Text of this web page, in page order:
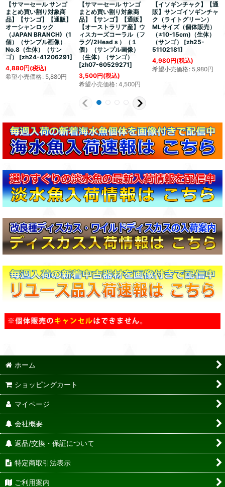
【サマーセール サンゴ
まとめ買い割り対象商
品】【サンゴ】【通販】
オーシャンロック
（JAPAN BRANCH)（1
個）（サンプル画像）
No.8（生体）（サン
ゴ）
[zh24-41206291]
4,880円(税込)
希望小売価格: 5,880円
【サマーセール サンゴ
まとめ買い割り対象商
品】【サンゴ】【通販】
【オーストラリア産】ウ
ィスカーズコーラル（フ
ラグ/2Headｓ）（１
個）（サンプル画像）
（生体）（サンゴ）
[zh07-60529271]
3,500円(税込)
希望小売価格: 4,500円
【イソギンチャク】【通
販】サンゴイソギンチャ
ク（ライトグリーン）
MLサイズ（個体販売）
（±10-15cm)（生体）
（サンゴ）
[zh25-
51102181]
4,980円(税込)
希望小売価格: 5,980円
ホーム
ショッピングカート
マイページ
会社概要
返品/交換・保証について
特定商取引法表示
ご利用案内